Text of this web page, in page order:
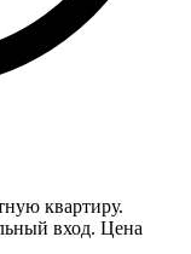
квартиру.
вход. Цена